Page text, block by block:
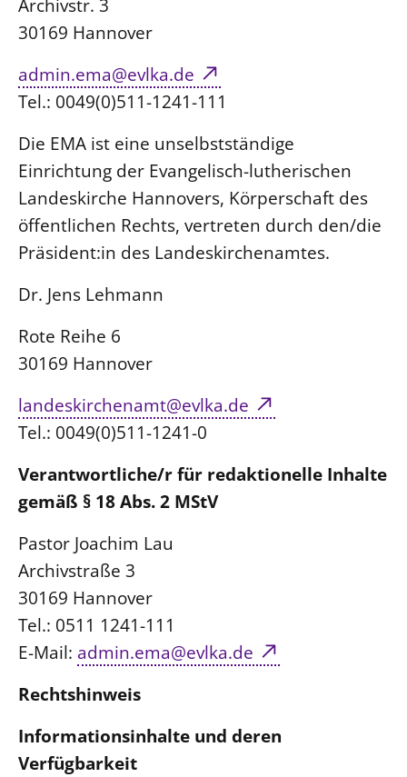
Archivstr. 3
30169 Hannover
admin.ema@evlka.de
Tel.: 0049(0)511-1241-111
Die EMA ist eine unselbstständige
Einrichtung der Evangelisch-lutherischen
Landeskirche Hannovers, Körperschaft des
öffentlichen Rechts, vertreten durch den/die
Präsident:in des Landeskirchenamtes.
Dr. Jens Lehmann
Rote Reihe 6
30169 Hannover
landeskirchenamt@evlka.de
Tel.: 0049(0)511-1241-0
Verantwortliche/r für redaktionelle Inhalte
gemäß § 18 Abs. 2 MStV
Pastor Joachim Lau
Archivstraße 3
30169 Hannover
Tel.: 0511 1241-111
E-Mail: admin.ema@evlka.de
Rechtshinweis
Informationsinhalte und deren
Verfügbarkeit
Kirche und Finanzen
LANDESKIRCHENAMT
Willkommen
Kollegium
Abteilungen des Landeskirchenamts
Rechnungsprüfungsamt
Fachstelle Sexualisierte Gewalt
Kirchenämter
Gleichstellung
Datenschutz
Geschäftsstelle Landessynode
LANDESSYNODE
27. Landessynode
Kontakt
MITARBEIT
Ehrenamt
Beruf
Freie Stellen
SERVICE
Evangelische Kirche
Glaubensbekenntnis
Positionen
Ökumene
Religionen
Gegen Gewalt
KLIMASCHUTZ
Nachhaltigkeit
Mobilität
Naturschutz
Gebäude
Impressum
Kontakt
Barrierefreiheit
Presse
Freie Stellen
Service für Gemeinden